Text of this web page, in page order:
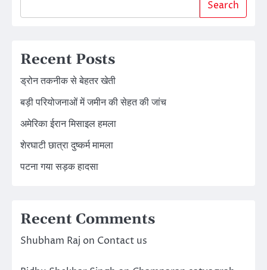
Search
Recent Posts
ड्रोन तकनीक से बेहतर खेती
बड़ी परियोजनाओं में जमीन की सेहत की जांच
अमेरिका ईरान मिसाइल हमला
शेरघाटी छात्रा दुष्कर्म मामला
पटना गया सड़क हादसा
Recent Comments
Shubham Raj on Contact us